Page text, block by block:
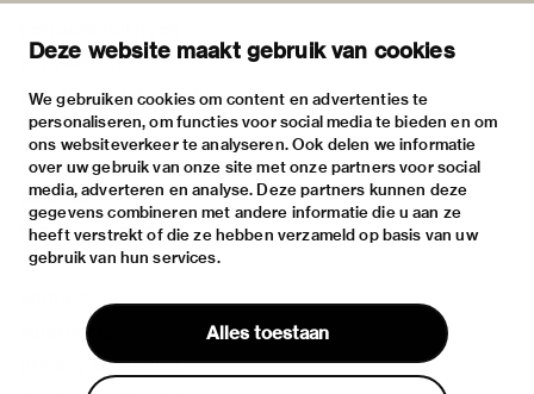
Deze website maakt gebruik van cookies
We gebruiken cookies om content en advertenties te
personaliseren, om functies voor social media te bieden en om
ons websiteverkeer te analyseren. Ook delen we informatie
over uw gebruik van onze site met onze partners voor social
media, adverteren en analyse. Deze partners kunnen deze
gegevens combineren met andere informatie die u aan ze
heeft verstrekt of die ze hebben verzameld op basis van uw
gebruik van hun services.
Alles toestaan
activiteiten
praktische informatie
over
het museum
de collectie
fondsen & partners
huisregels
privacy & cookies